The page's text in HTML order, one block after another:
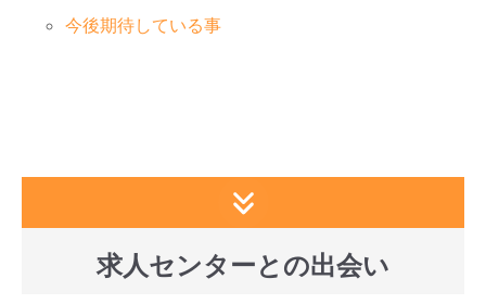
今後期待している事
求人センターとの出会い